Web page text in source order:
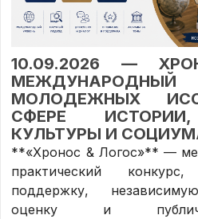
10.09.2026 —
МОЛОДЕЖНЫХ
СФЕРЕ
КУЛЬТУРЫ И
**«Хронос & Логос»** —
практический
поддержку,
оценку и